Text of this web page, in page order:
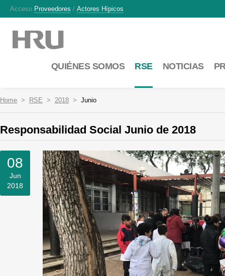
Acceso Proveedores / Actores Hípicos
QUIÉNES SOMOS RSE NOTICIAS
Home RSE 2018 Junio
Responsabilidad Social Junio de 2018
08
Jun
2018